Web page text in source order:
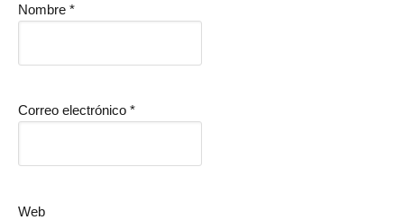
Nombre *
Correo electrónico *
Web